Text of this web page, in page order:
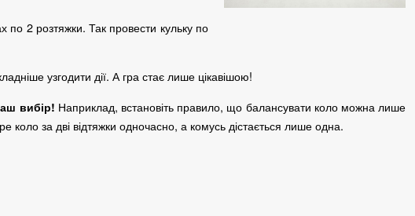
по 2 розтяжки.Так провести кульку по
узгодити дії. А гра стає лише цікавішою!
вибір! Наприклад, встановіть правило, що балансувати коло можна лише
коло за дві відтяжки одночасно, а комусь дістається лише одна.